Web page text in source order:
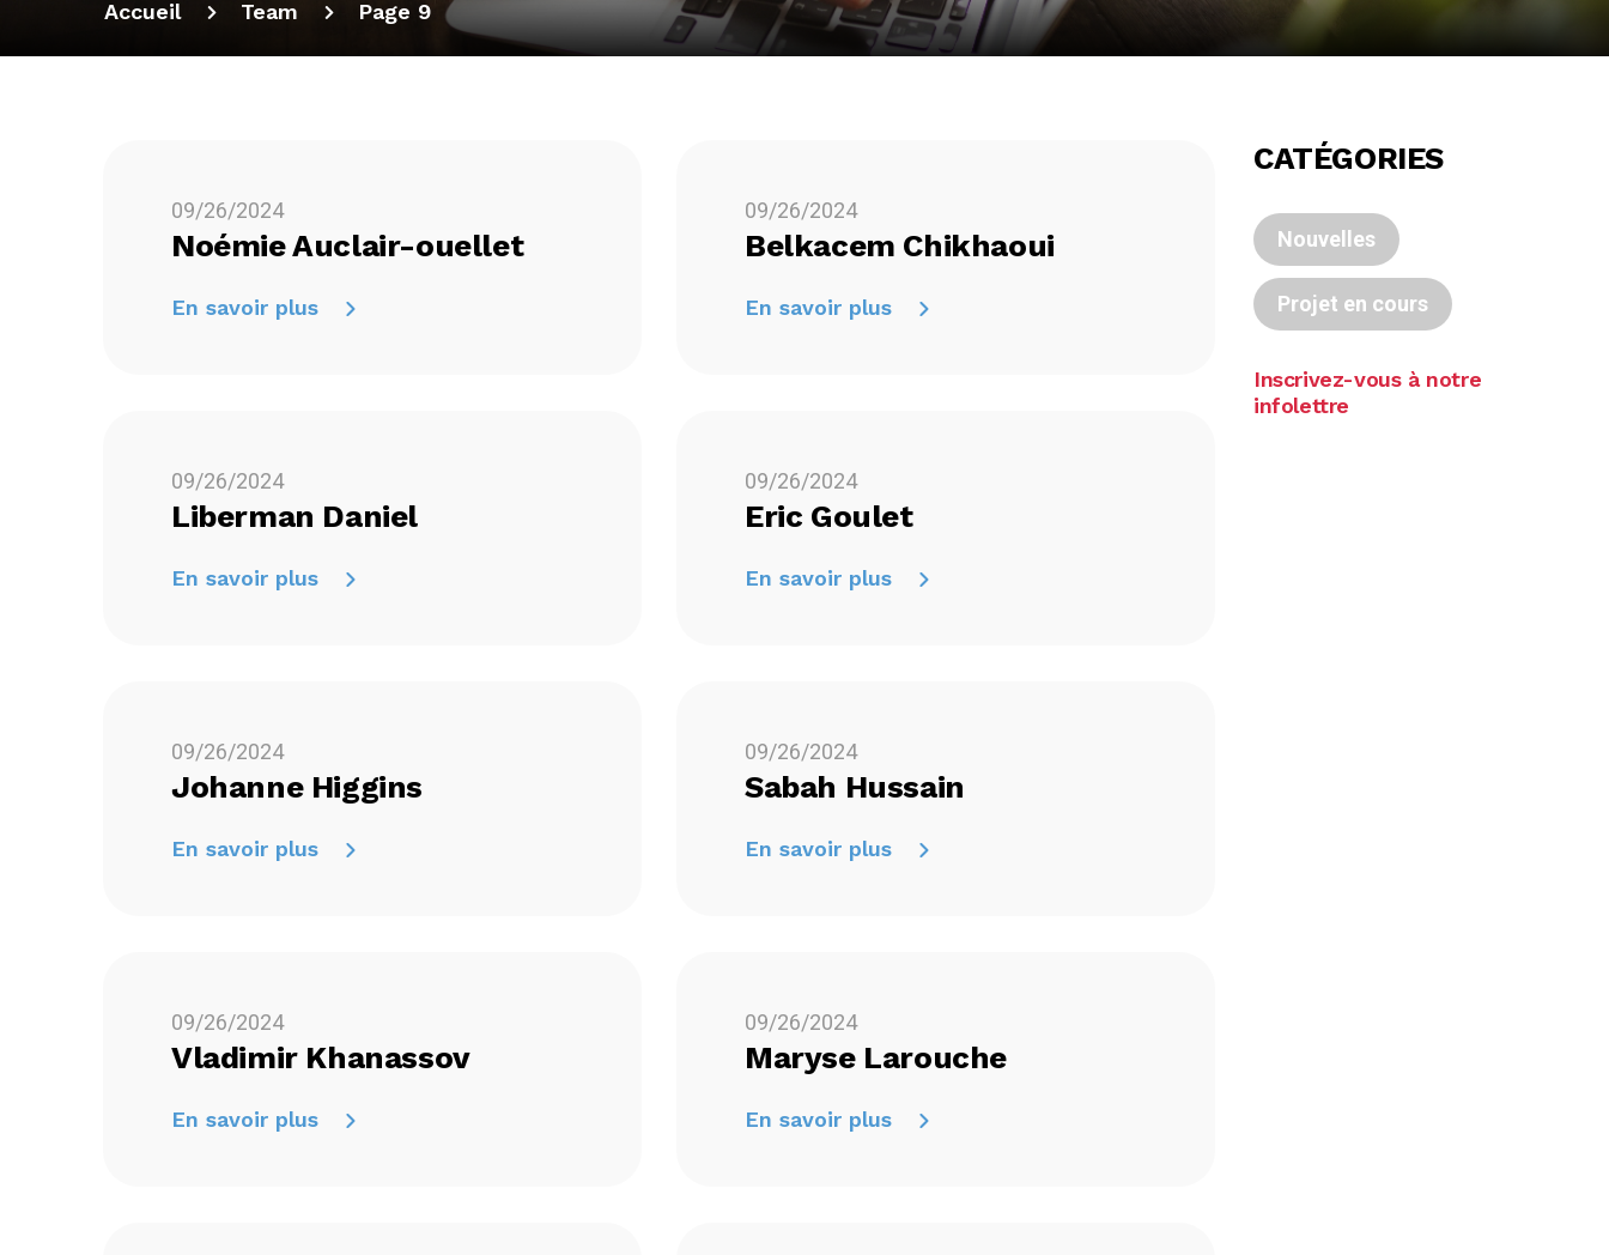
Accueil Team Page 9
09/26/2024
Noémie Auclair-ouellet
En savoir plus
09/26/2024
Belkacem Chikhaoui
En savoir plus
09/26/2024
Liberman Daniel
En savoir plus
09/26/2024
Eric Goulet
En savoir plus
09/26/2024
Johanne Higgins
En savoir plus
09/26/2024
Sabah Hussain
En savoir plus
09/26/2024
Vladimir Khanassov
En savoir plus
09/26/2024
Maryse Larouche
En savoir plus
CATÉGORIES
Nouvelles
Projet en cours
Inscrivez-vous à notre
infolettre